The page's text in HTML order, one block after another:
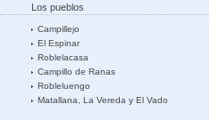
Los pueblos
Campillejo
El Espinar
Roblelacasa
Campillo de Ranas
Robleluengo
Matallana, La Vereda y El Vado